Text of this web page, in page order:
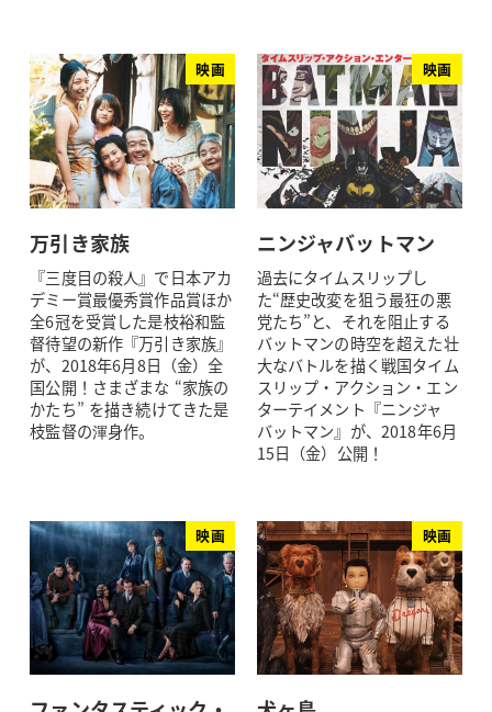
映画
万引き家族
『三度目の殺人』で日本アカ
デミー賞最優秀賞作品賞ほか
全6冠を受賞した是枝裕和監
督待望の新作『万引き家族』
が、2018年6月8日（金）全
国公開！さまざまな “家族の
かたち” を描き続けてきた是
枝監督の渾身作。
映画
ニンジャバットマン
過去にタイムスリップし
た“歴史改変を狙う最狂の悪
党たち”と、それを阻止する
バットマンの時空を超えた壮
大なバトルを描く戦国タイム
スリップ・アクション・エン
ターテイメント『ニンジャ
バットマン』が、2018年6月
15日（金）公開！
映画 映画